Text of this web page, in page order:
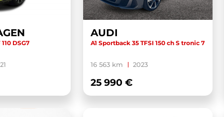
DSG7
AUDI
A1 Sportback 35 TFSI 150 ch S tronic 7
16 563 km 2023
25 990 €